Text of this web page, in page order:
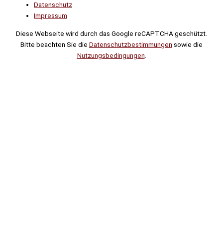
Datenschutz
Impressum
Diese Webseite wird durch das Google reCAPTCHA geschützt.
Bitte beachten Sie die Datenschutzbestimmungen sowie die
Nutzungsbedingungen